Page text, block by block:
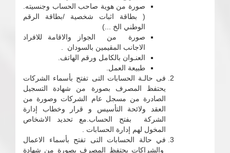
صورة من هوية صاحب الحساب وجنسيته.
( بطاقة اثبات شخصية /بطاقة الرقم
الوطني الخ ...)
صورة من الجواز والاقامة للافراد
الاجانب المقيمين بالسودان .
العنـوان بالكامل ورقم الهاتف.
طبيعة العمل.
فى حالـة الحسابات التى تفتح بأسماء الشركات
يحتفظ المصرف بصورة من شهادة التسجيل
الصادرة من مسجل عام الشركات وصورة من
العقد ولائحة التأسيس و قرار وخطاب إدارة
الشركة بفتح الحساب.مع تحديد الاشخاص
المخول لهم إدارة الحسابات .
في حالة الحسابات التى تفتح بأسماء الاعمال
والشراكات يحتفظ المصرف بصورة من شهادة